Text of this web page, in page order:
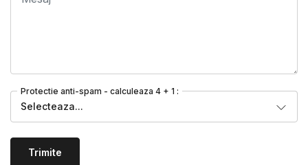
Protectie anti-spam - calculeaza 4 + 1 :
Selecteaza...
Trimite